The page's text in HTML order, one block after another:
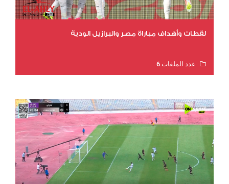
لقطات وأهداف مباراة مصر والبرازيل الودية
عدد الملفات 6